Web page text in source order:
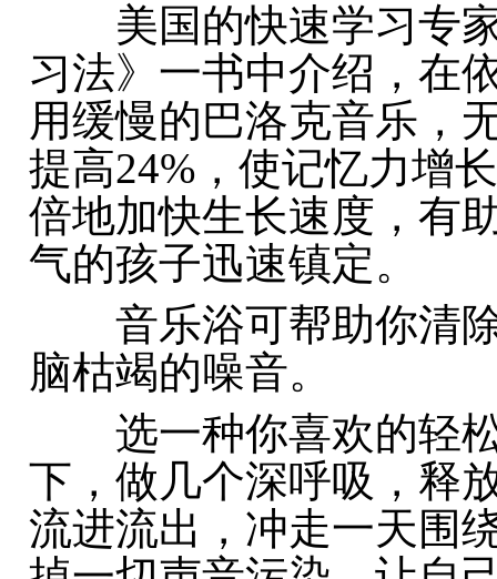
美国的快速学习专家
习法》一书中介绍，在
用缓慢的巴洛克音乐，
提高24%，使记忆力增
倍地加快生长速度，有
气的孩子迅速镇定。
音乐浴可帮助你清除
脑枯竭的噪音。
选一种你喜欢的轻松
下，做几个深呼吸，释
流进流出，冲走一天围